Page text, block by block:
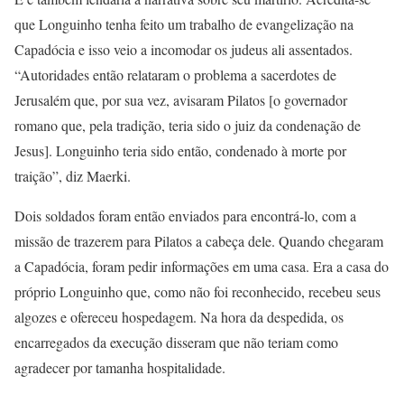
que Longuinho tenha feito um trabalho de evangelização na
Capadócia e isso veio a incomodar os judeus ali assentados.
“Autoridades então relataram o problema a sacerdotes de
Jerusalém que, por sua vez, avisaram Pilatos [o governador
romano que, pela tradição, teria sido o juiz da condenação de
Jesus]. Longuinho teria sido então, condenado à morte por
traição”, diz Maerki.
Dois soldados foram então enviados para encontrá-lo, com a
missão de trazerem para Pilatos a cabeça dele. Quando chegaram
a Capadócia, foram pedir informações em uma casa. Era a casa do
próprio Longuinho que, como não foi reconhecido, recebeu seus
algozes e ofereceu hospedagem. Na hora da despedida, os
encarregados da execução disseram que não teriam como
agradecer por tamanha hospitalidade.